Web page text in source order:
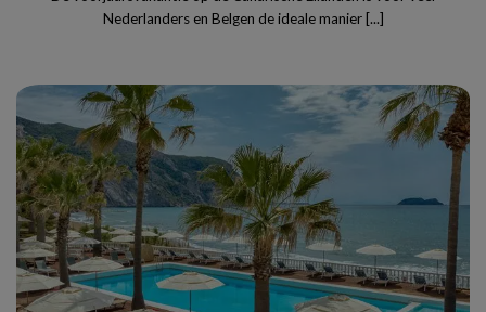
Nederlanders en Belgen de ideale manier [...]